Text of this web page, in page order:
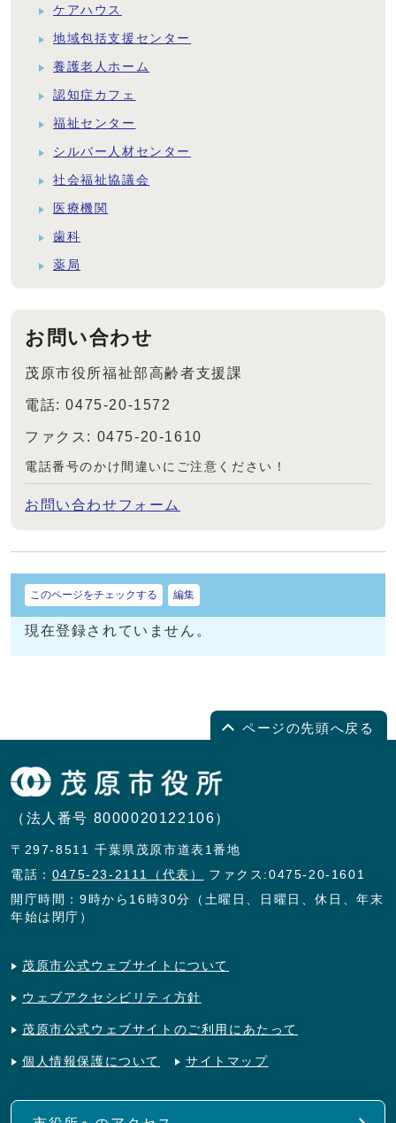
ケアハウス
地域包括支援センター
養護老人ホーム
認知症カフェ
福祉センター
シルバー人材センター
社会福祉協議会
医療機関
歯科
薬局
お問い合わせ
茂原市役所福祉部高齢者支援課
電話: 0475-20-1572
ファクス: 0475-20-1610
電話番号のかけ間違いにご注意ください！
お問い合わせフォーム
このページをチェックする 編集
現在登録されていません。
ページの先頭へ戻る
（法人番号 8000020122106）
〒297-8511 千葉県茂原市道表1番地
電話： 0475-23-2111（代表）
ファクス:0475-20-1601
開庁時間：9時から16時30分（土曜日、日曜日、休日、年末
年始は閉庁）
茂原市公式ウェブサイトについて
ウェブアクセシビリティ方針
茂原市公式ウェブサイトのご利用にあたって
個人情報保護について サイトマップ